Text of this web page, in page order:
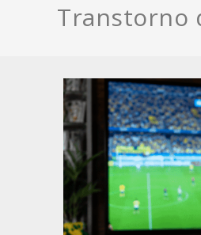
Transtorno